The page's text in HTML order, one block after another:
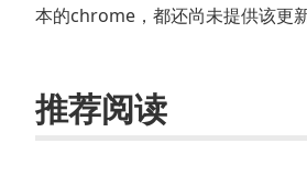
本的chrome，都还尚未提供该更新
推荐阅读